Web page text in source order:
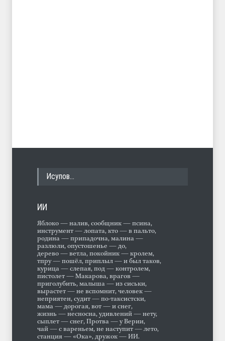
Исупов…
ИИ
Яблоко — налив, сообщник — псина,
инструмент — лопата, кто — в пальто,
родина — припадочна, малина —
разлюли, опустошенье — до,
дерево — ветла, покойник — кролем,
тпру — пошёл, приплыл — и был таков,
курица — слепая, под — контролем,
пистолет — Макарова, врагов —
приголубить, малыша — из сиськи,
вырастет — не вспомнит, человек —
неприятен, судит — по-таксистски,
мама — дорогая, вот — и снег,
жизнь — несносна, удивлений — нету,
сыплет — снег, Протва — у Верии,
чай — с вареньем, не наступит — лето,
станция — «Ока», дружок — ИИ.